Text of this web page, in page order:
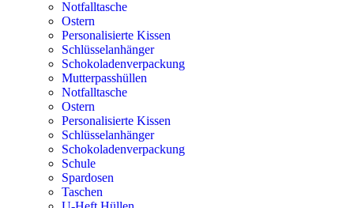
Notfalltasche
Ostern
Personalisierte Kissen
Schlüsselanhänger
Schokoladenverpackung
Mutterpasshüllen
Notfalltasche
Ostern
Personalisierte Kissen
Schlüsselanhänger
Schokoladenverpackung
Schule
Spardosen
Taschen